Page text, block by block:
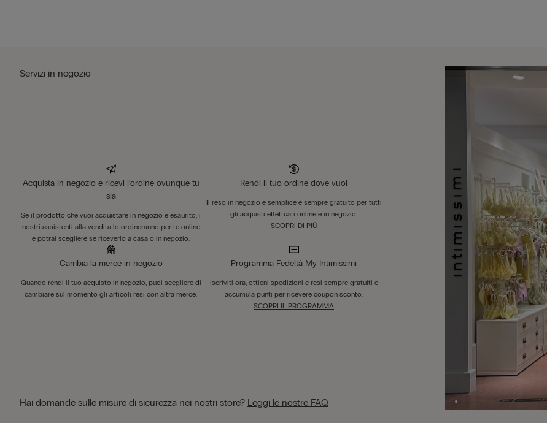
Servizi in negozio
Acquista in negozio e ricevi l’ordine ovunque tu
sia
Se il prodotto che vuoi acquistare in negozio è esaurito, i
nostri assistenti alla vendita lo ordineranno per te online
e potrai scegliere se riceverlo a casa o in negozio.
Rendi il tuo ordine dove vuoi
Il reso in negozio è semplice e sempre gratuito per tutti
gli acquisti effettuati online e in negozio.
SCOPRI DI PIÙ
Cambia la merce in negozio
Quando rendi il tuo acquisto in negozio, puoi scegliere di
cambiare sul momento gli articoli resi con altra merce.
Programma Fedeltà My Intimissimi
Iscriviti ora, ottieni spedizioni e resi sempre gratuiti e
accumula punti per ricevere coupon sconto.
SCOPRI IL PROGRAMMA
Hai domande sulle misure di sicurezza nei nostri store? Leggi le nostre FAQ